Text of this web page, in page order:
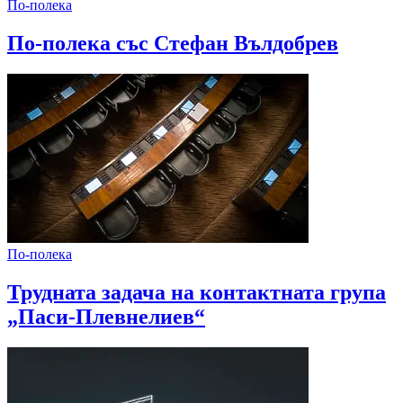
По-полека
По-полека със Стефан Вълдобрев
По-полека
Трудната задача на контактната група
„Паси-Плевнелиев“